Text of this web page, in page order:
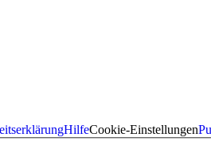
HilfeCookie-Einstellungen